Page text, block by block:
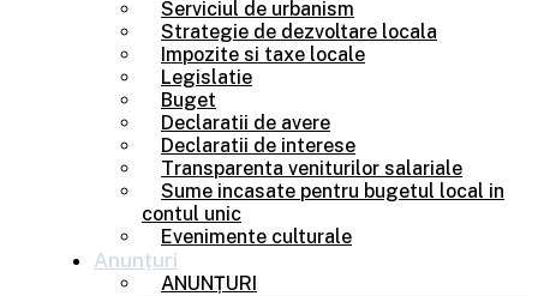
Serviciul de urbanism
Strategie de dezvoltare locala
Impozite si taxe locale
Legislatie
Buget
Declaratii de avere
Declaratii de interese
Transparenta veniturilor salariale
Sume incasate pentru bugetul local in
contul unic
Evenimente culturale
Anunțuri
ANUNȚURI